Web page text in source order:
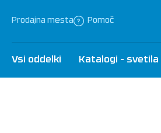
Prodajna mesta Pomoč
Vsi oddelki Katalogi - svetila